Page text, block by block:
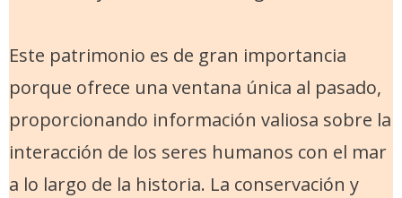
Este patrimonio es de gran importancia
porque ofrece una ventana única al pasado,
proporcionando información valiosa sobre la
interacción de los seres humanos con el mar
a lo largo de la historia. La conservación y